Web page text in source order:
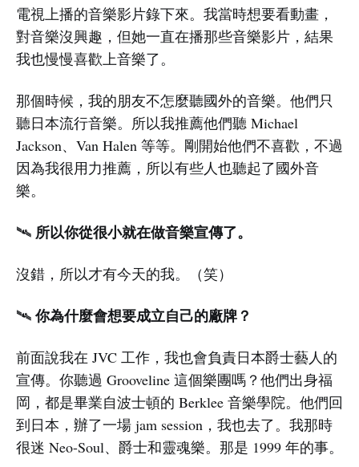
電視上播的音樂影片錄下來。我當時想要看動畫，
對音樂沒興趣，但她一直在播那些音樂影片，結果
我也慢慢喜歡上音樂了。
那個時候，我的朋友不怎麼聽國外的音樂。他們只
聽日本流行音樂。所以我推薦他們聽 Michael
Jackson、Van Halen 等等。剛開始他們不喜歡，不過
因為我很用力推薦，所以有些人也聽起了國外音
樂。
🛰️ 所以你從很小就在做音樂宣傳了。
沒錯，所以才有今天的我。（笑）
🛰️你為什麼會想要成立自己的廠牌？
前面說我在 JVC 工作，我也會負責日本爵士藝人的
宣傳。你聽過 Grooveline 這個樂團嗎？他們出身福
岡，都是畢業自波士頓的 Berklee 音樂學院。他們回
到日本，辦了一場 jam session，我也去了。我那時
很迷 Neo-Soul、爵士和靈魂樂。那是 1999 年的事。